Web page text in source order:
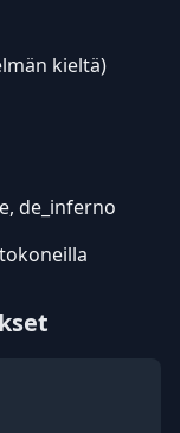
kieltä)
de_inferno